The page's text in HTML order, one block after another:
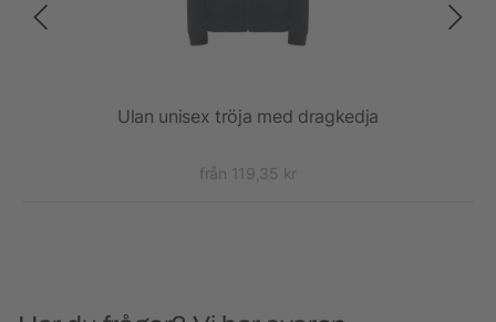
Ulan unisex tröja med dragkedja
från 119,35 kr